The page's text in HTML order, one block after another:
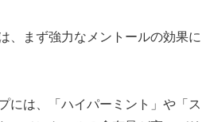
、まず強力なメントールの効果に
には、「ハイパーミント」や「ス